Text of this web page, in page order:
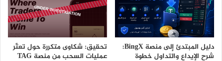
دليل المبتدئ إلى منصة BingX:
شرح الإيداع والتداول خطوة
تحقيق: شكاوى متكررة حول تعثّر
عمليات السحب من منصة TAG